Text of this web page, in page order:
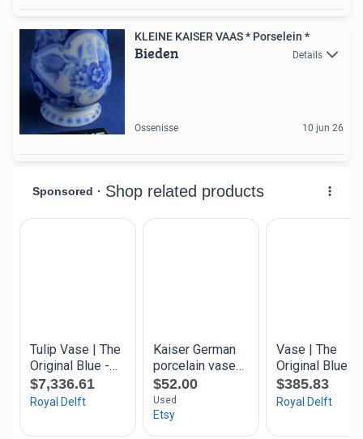
KLEINE KAISER VAAS * Porselein *
Bieden Details
Ossenisse 10 jun 26